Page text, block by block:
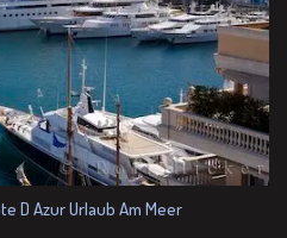
D Azur Urlaub Am Meer